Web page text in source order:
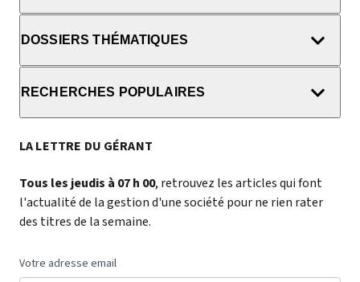
DOSSIERS THÉMATIQUES
RECHERCHES POPULAIRES
LA LETTRE DU GÉRANT
Tous les jeudis à 07 h 00, retrouvez les articles qui font
l'actualité de la gestion d'une société pour ne rien rater
des titres de la semaine.
Votre adresse email